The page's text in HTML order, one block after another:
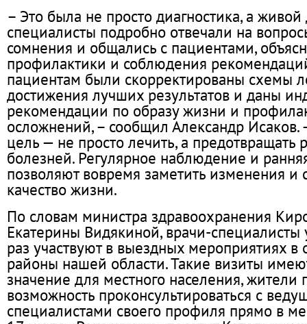
– Это была не просто диагностика, а
специалисты подробно отвечали на
сомнения и общались с пациентами,
профилактики и соблюдения
пациентам были скорректированы схемы
достижения лучших результатов и даны
рекомендации по образу жизни и
осложнений, – сообщил Александр Исаков.
цель — не просто лечить, а предотвращать
болезней. Регулярное наблюдение и
позволяют вовремя заметить изменения и
качество жизни.
По словам министра здравоохранения
Екатерины Видякиной, врачи-
раз участвуют в выездных мероприятиях в
районы нашей области. Такие визиты
значение для местного населения, жители
возможность проконсультироваться с
специалистами своего профиля прямо в